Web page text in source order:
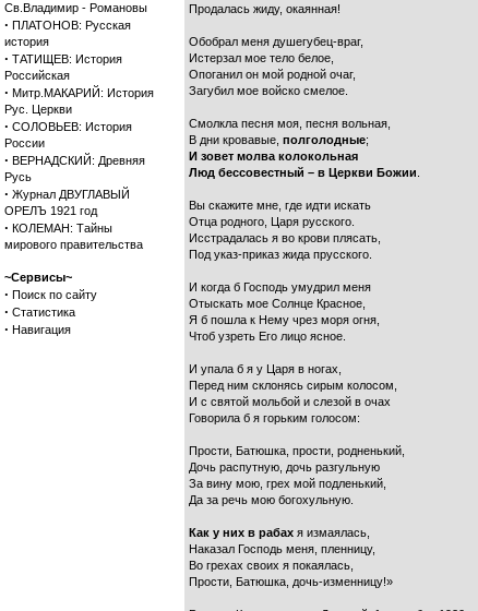
Св.Владимир - Романовы
· ПЛАТОНОВ: Русская
история
· ТАТИЩЕВ: История
Российская
· Митр.МАКАРИЙ: История
Рус. Церкви
· СОЛОВЬЕВ: История
России
· ВЕРНАДСКИЙ: Древняя
Русь
· Журнал ДВУГЛАВЫЙ
ОРЕЛЪ 1921 год
· КОЛЕМАН: Тайны
мирового правительства
~Сервисы~
· Поиск по сайту
· Статистика
· Навигация
Продалась жиду, окаянная!
Обобрал меня душегубец-враг,
Истерзал мое тело белое,
Опоганил он мой родной очаг,
Загубил мое войско смелое.
Смолкла песня моя, песня вольная,
В дни кровавые, полголодные;
И зовет молва колокольная
Люд бессовестный – в Церкви Божии
Вы скажите мне, где идти искать
Отца родного, Царя русского.
Исстрадалась я во крови плясать,
Под указ-приказ жида прусского.
И когда б Господь умудрил меня
Отыскать мое Солнце Красное,
Я б пошла к Нему чрез моря огня,
Чтоб узреть Его лицо ясное.
И упала б я у Царя в ногах,
Перед ним склонясь сирым колосом,
И с святой мольбой и слезой в очах
Говорила б я горьким голосом:
Прости, Батюшка, прости, родненький,
Дочь распутную, дочь разгульную
За вину мою, грех мой подленький,
Да за речь мою богохульную.
Как у них в рабах я измаялась,
Наказал Господь меня, пленницу,
Во грехах своих я покаялась,
Прости, Батюшка, дочь-изменницу!»